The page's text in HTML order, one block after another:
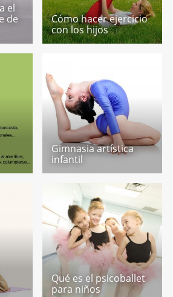
el
de
Cómo hacer ejercicio
con los hijos
Gimnasia artística
infantil
Qué es el psicoballet
para niños